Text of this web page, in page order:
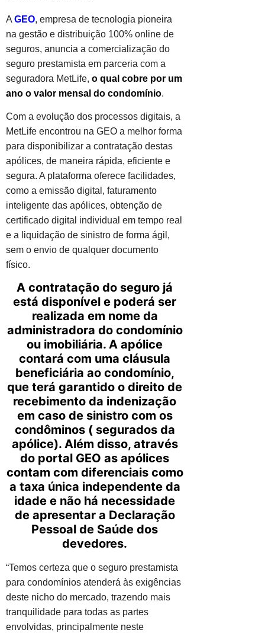
A GEO, empresa de tecnologia pioneira
na gestão e distribuição 100% online de
seguros, anuncia a comercialização do
seguro prestamista em parceria com a
seguradora MetLife, o qual cobre por um
ano o valor mensal do condomínio.
Com a evolução dos processos digitais, a
MetLife encontrou na GEO a melhor forma
para disponibilizar a contratação destas
apólices, de maneira rápida, eficiente e
segura. A plataforma oferece facilidades,
como a emissão digital, faturamento
inteligente das apólices, obtenção de
certificado digital individual em tempo real
e a liquidação de sinistro de forma ágil,
sem o envio de qualquer documento
físico.
A contratação do seguro já
está disponível e poderá ser
realizada em nome da
administradora do condomínio
ou imobiliária. A apólice
contará com uma cláusula
beneficiária ao condomínio,
que terá garantido o direito de
recebimento da indenização
em caso de sinistro com os
condôminos ( segurados da
apólice). Além disso, através
do portal GEO as apólices
contam com diferenciais como
a taxa única independente da
idade e não há necessidade
de apresentar a Declaração
Pessoal de Saúde dos
devedores.
“Temos certeza que o seguro prestamista
para condomínios atenderá às exigências
deste nicho do mercado, trazendo mais
tranquilidade para todas as partes
envolvidas, principalmente neste